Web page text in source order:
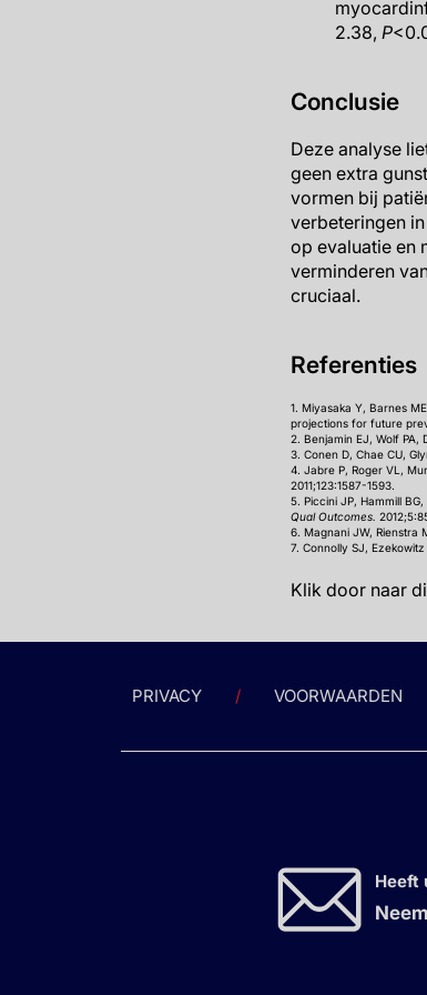
2.38, P
Conclusie
Deze analyse
geen extra
vormen bij
verbeteringen
op evaluatie en
verminderen
cruciaal.
Referenties
1. Miyasaka Y, Barnes
projections for future
2. Benjamin EJ, Wolf PA,
3. Conen D, Chae CU,
4. Jabre P, Roger VL,
2011;123:1587-1593.
5. Piccini JP, Hammill
Qual Outcomes.
6. Magnani JW, Rienstra
7. Connolly SJ,
Klik door naar
PRIVACY VOORWAARDEN
Heeft